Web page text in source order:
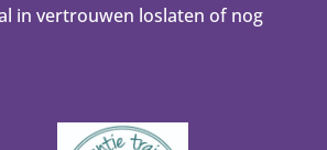
in vertrouwen loslaten of nog